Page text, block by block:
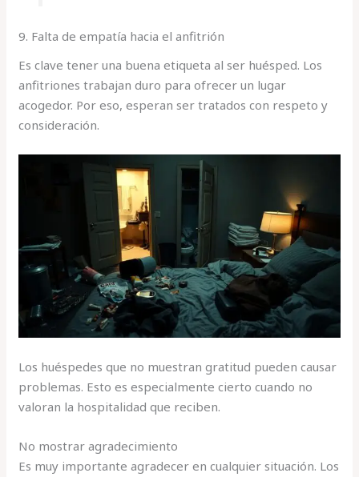
9. Falta de empatía hacia el anfitrión
Es clave tener una buena etiqueta al ser huésped. Los
anfitriones trabajan duro para ofrecer un lugar
acogedor. Por eso, esperan ser tratados con respeto y
consideración.
Los huéspedes que no muestran gratitud pueden causar
problemas. Esto es especialmente cierto cuando no
valoran la hospitalidad que reciben.
No mostrar agradecimiento
Es muy importante agradecer en cualquier situación. Los